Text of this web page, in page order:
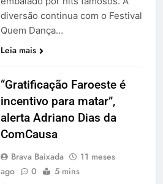
diversão continua com o Festival
Quem Dança…
Leia mais
“Gratificação Faroeste é
incentivo para matar”,
alerta Adriano Dias da
ComCausa
Brava Baixada
11 meses
ago
0 5 mins